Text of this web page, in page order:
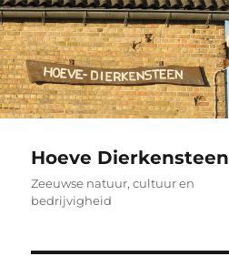
Hoeve Dierkensteen
Zeeuwse natuur, cultuur en
bedrijvigheid